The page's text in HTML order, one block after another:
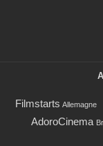
Filmstarts Allemagne
AdoroCinema